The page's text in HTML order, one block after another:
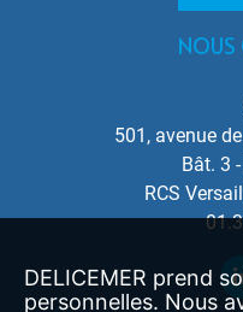
NOUS
501, avenue
Bât. 3
RCS
DELICEMER prend
personnelles. Nous